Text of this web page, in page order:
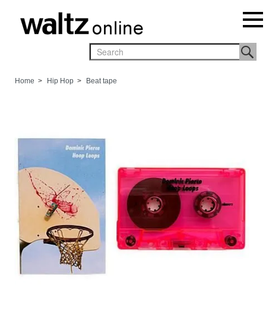
Home > Hip Hop > Beat tape